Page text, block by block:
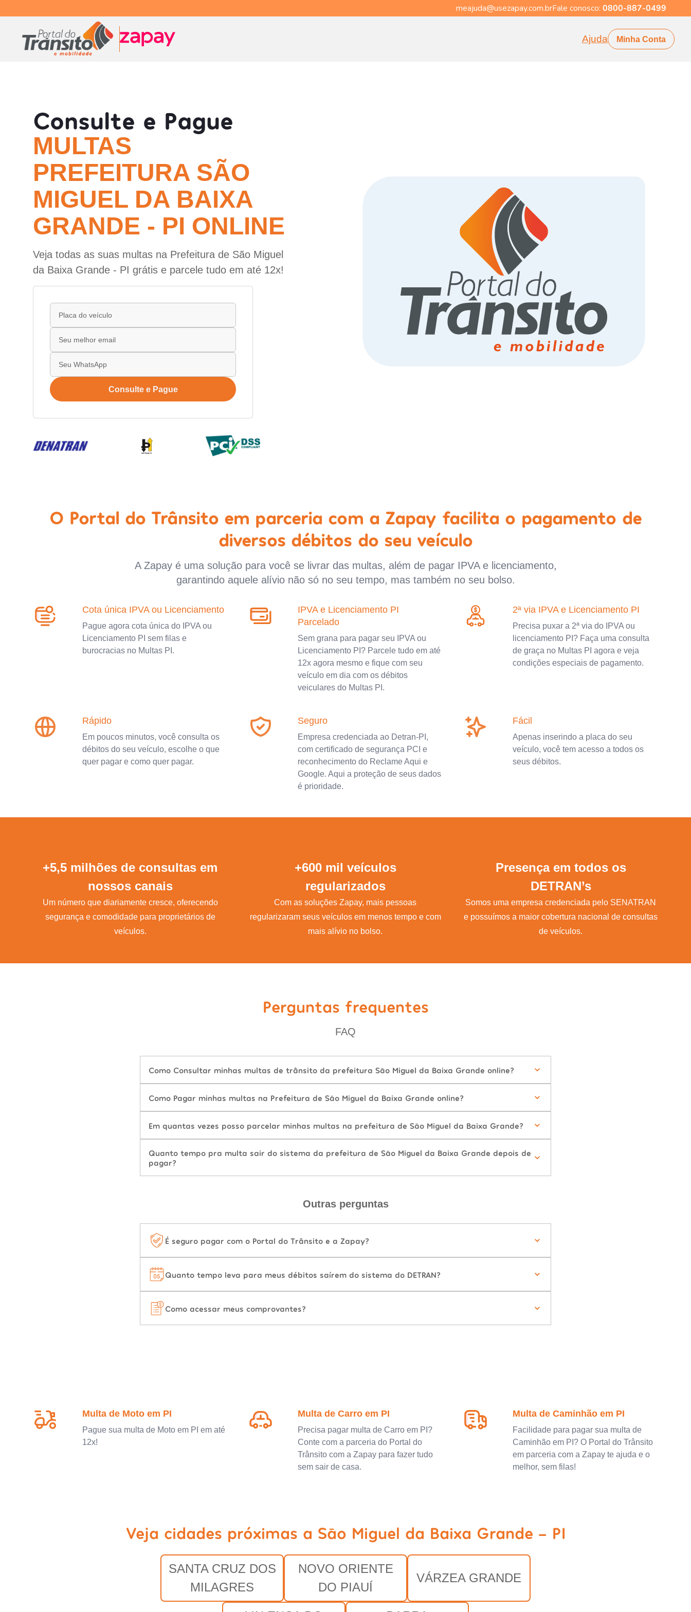
meajuda@usezapay.com.brFale conosco: 0800-887-0499
Ajuda Minha Conta
Consulte e Pague
MULTAS
PREFEITURA SÃO
MIGUEL DA BAIXA
GRANDE - PI ONLINE
Veja todas as suas multas na Prefeitura de São Miguel
da Baixa Grande - PI grátis e parcele tudo em até 12x!
Consulte e Pague
O Portal do Trânsito em parceria com a Zapay facilita o pagamento de
diversos débitos do seu veículo
A Zapay é uma solução para você se livrar das multas, além de pagar IPVA e licenciamento,
garantindo aquele alívio não só no seu tempo, mas também no seu bolso.
Cota única IPVA ou Licenciamento
Pague agora cota única do IPVA ou
Licenciamento PI sem filas e
burocracias no Multas PI.
IPVA e Licenciamento PI
Parcelado
Sem grana para pagar seu IPVA ou
Licenciamento PI? Parcele tudo em até
12x agora mesmo e fique com seu
veículo em dia com os débitos
veiculares do Multas PI.
2ª via IPVA e Licenciamento PI
Precisa puxar a 2ª via do IPVA ou
licenciamento PI? Faça uma consulta
de graça no Multas PI agora e veja
condições especiais de pagamento.
Rápido
Em poucos minutos, você consulta os
débitos do seu veículo, escolhe o que
quer pagar e como quer pagar.
Seguro
Empresa credenciada ao Detran-PI,
com certificado de segurança PCI e
reconhecimento do Reclame Aqui e
Google. Aqui a proteção de seus dados
é prioridade.
Fácil
Apenas inserindo a placa do seu
veículo, você tem acesso a todos os
seus débitos.
+5,5 milhões de consultas em
nossos canais
Um número que diariamente cresce, oferecendo
segurança e comodidade para proprietários de
veículos.
+600 mil veículos
regularizados
Com as soluções Zapay, mais pessoas
regularizaram seus veículos em menos tempo e com
mais alívio no bolso.
Presença em todos os
DETRAN’s
Somos uma empresa credenciada pelo SENATRAN
e possuímos a maior cobertura nacional de consultas
de veículos.
Perguntas frequentes
FAQ
Como Consultar minhas multas de trânsito da prefeitura São Miguel da Baixa Grande online?
Como Pagar minhas multas na Prefeitura de São Miguel da Baixa Grande online?
Em quantas vezes posso parcelar minhas multas na prefeitura de São Miguel da Baixa Grande?
Quanto tempo pra multa sair do sistema da prefeitura de São Miguel da Baixa Grande depois de
pagar?
Outras perguntas
É seguro pagar com o Portal do Trânsito e a Zapay?
Quanto tempo leva para meus débitos saírem do sistema do DETRAN?
Como acessar meus comprovantes?
Multa de Moto em PI
Pague sua multa de Moto em PI em até
12x!
Multa de Carro em PI
Precisa pagar multa de Carro em PI?
Conte com a parceria do Portal do
Trânsito com a Zapay para fazer tudo
sem sair de casa.
Multa de Caminhão em PI
Facilidade para pagar sua multa de
Caminhão em PI? O Portal do Trânsito
em parceria com a Zapay te ajuda e o
melhor, sem filas!
Veja cidades próximas a São Miguel da Baixa Grande - PI
SANTA CRUZ DOS
MILAGRES
NOVO ORIENTE
DO PIAUÍ
VÁRZEA GRANDE